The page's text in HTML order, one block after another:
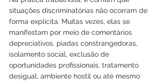
situações discriminatórias não ocorram de
forma explícita. Muitas vezes, elas se
manifestam por meio de comentários
depreciativos, piadas constrangedoras,
isolamento social, exclusão de
oportunidades profissionais, tratamento
desigual, ambiente hostil ou até mesmo